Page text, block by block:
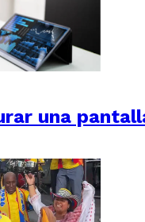
una